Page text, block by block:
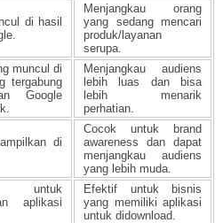
di hasil
Menjangkau orang
yang sedang mencari
produk/layanan
serupa.
muncul di
tergabung
Google
Menjangkau audiens
lebih luas dan bisa
lebih menarik
perhatian.
di
Cocok untuk brand
awareness dan dapat
menjangkau audiens
yang lebih muda.
aplikasi
Efektif untuk bisnis
yang memiliki aplikasi
untuk didownload.